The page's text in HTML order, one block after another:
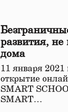
развития, не
дома
11 января 2021
открытие
SMART
SMART…